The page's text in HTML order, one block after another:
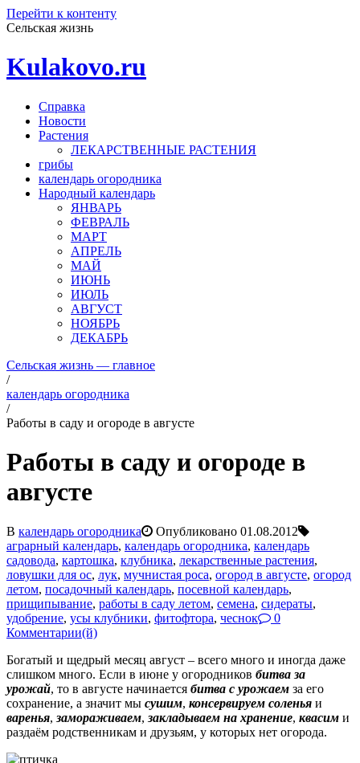
Перейти к контенту
Сельская жизнь
Kulakovo.ru
Справка
Новости
Растения
ЛЕКАРСТВЕННЫЕ РАСТЕНИЯ
грибы
календарь огородника
Народный календарь
ЯНВАРЬ
ФЕВРАЛЬ
МАРТ
АПРЕЛЬ
МАЙ
ИЮНЬ
ИЮЛЬ
АВГУСТ
НОЯБРЬ
ДЕКАБРЬ
Сельская жизнь — главное
/
календарь огородника
/
Работы в саду и огороде в августе
Работы в саду и огороде в
августе
В календарь огородника Опубликовано 01.08.2012
аграрный календарь, календарь огородника, календарь
садовода, картошка, клубника, лекарственные растения,
ловушки для ос, лук, мучнистая роса, огород в августе, огород
летом, посадочный календарь, посевной календарь,
прищипывание, работы в саду летом, семена, сидераты,
удобрение, усы клубники, фитофтора, чеснок
0
Комментарии(й)
Богатый и щедрый месяц август – всего много и иногда даже
слишком много. Если в июне у огородников битва за
урожай, то в августе начинается битва с урожаем за его
сохранение, а значит мы сушим, консервируем соленья и
варенья, замораживаем, закладываем на хранение, квасим и
раздаём родственникам и друзьям, у которых нет огорода.